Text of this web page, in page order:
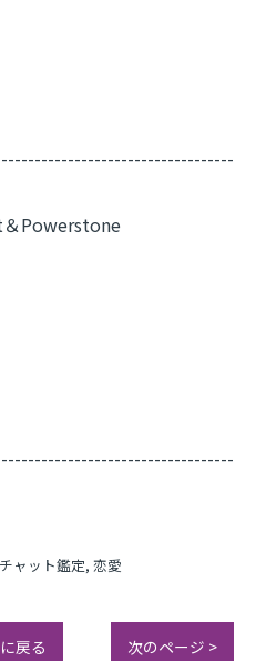
Powerstone
ャット鑑定 恋愛
戻る 次のページ >